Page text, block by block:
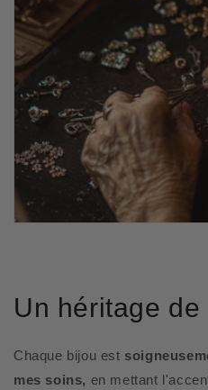
Un héritage
Chaque bijou est
mes soins, en mettant